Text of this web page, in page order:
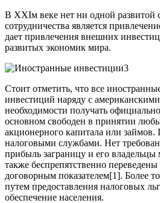
В XXIм веке нет ни одной развитой
сотрудничества является
дает привлечения внешних
развитых экономик мира.
Стоит отметить, что все
инвестиций наряду с
необходимости получать
основном свободен в принятии
акционерного капитала или
налоговыми службами. Нет
прибыль заграницу и его
также беспрепятственно
договорным показателем[1]. Более
путем предоставления налоговых
обеспечение населения.